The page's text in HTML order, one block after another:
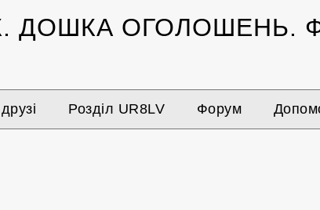
ДОШКА ОГОЛОШЕНЬ.
Розділ UR8LV Форум